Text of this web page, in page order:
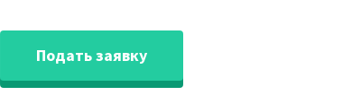
Подать заявку